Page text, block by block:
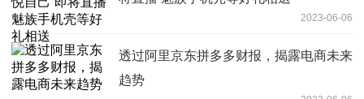
2023-06-06
透过阿里京东拼多多财报，揭露电商未来
趋势